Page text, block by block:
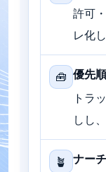
許可
レ化
🧰 優先
トラ
しし
🪴 ナー